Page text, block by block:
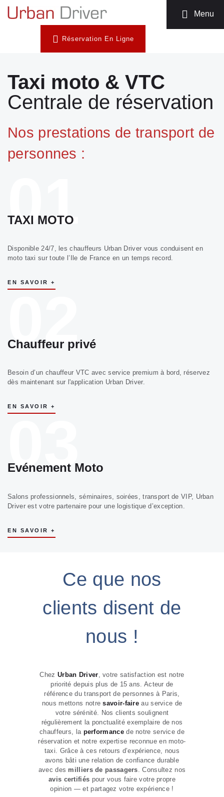
Menu
Réservation En Ligne
MOTO TAXI
TÉLÉCHARGEZ
L’APP
CHAUFFEUR
NOUS
CONTACTER
Taxi moto & VTC
Centrale de réservation
Nos prestations de transport de
personnes :
01
TAXI MOTO
Disponible 24/7, les chauffeurs Urban Driver vous conduisent en
moto taxi sur toute l’Ile de France en un temps record.
EN SAVOIR +
02
Chauffeur privé
Besoin d’un chauffeur VTC avec service premium à bord, réservez
dès maintenant sur l'application Urban Driver.
EN SAVOIR +
03
Evénement Moto
Salons professionnels, séminaires, soirées, transport de VIP, Urban
Driver est votre partenaire pour une logistique d’exception.
EN SAVOIR +
Ce que nos
clients disent de
nous !
Chez Urban Driver, votre satisfaction est notre
priorité depuis plus de 15 ans. Acteur de
référence du transport de personnes à Paris,
nous mettons notresavoir-faire au service de
votre sérénité. Nos clients soulignent
régulièrement la ponctualité exemplaire de nos
chauffeurs, la performancede notre service de
réservation et notre expertise reconnue en moto-
taxi. Grâce à ces retours d’expérience, nous
avons bâti une relation de confiance durable
avec des milliers de passagers. Consultez nos
avis certifiés pour vous faire votre propre
opinion — et partagez votre expérience !